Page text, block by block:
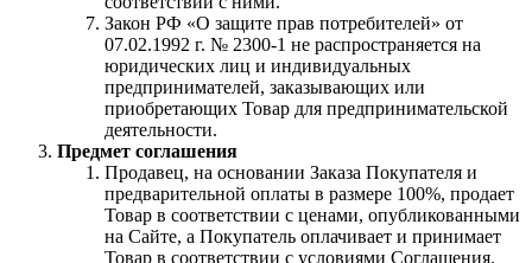
Закон РФ «О защите прав потребителей» от
07.02.1992 г. № 2300-1 не распространяется на
юридических лиц и индивидуальных
предпринимателей, заказывающих или
приобретающих Товар для предпринимательской
деятельности.
Предмет соглашения
Продавец, на основании Заказа Покупателя и
предварительной оплаты в размере 100%, продает
Товар в соответствии с ценами, опубликованными
на Сайте, а Покупатель оплачивает и принимает
Товар в соответствии с условиями Соглашения.